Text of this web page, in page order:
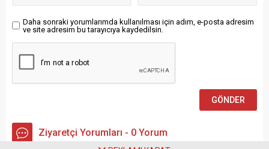
Daha sonraki yorumlarımda kullanılması için adım, e-posta adresim
ve site adresim bu tarayıcıya kaydedilsin.
Ziyaretçi Yorumları - 0 Yorum